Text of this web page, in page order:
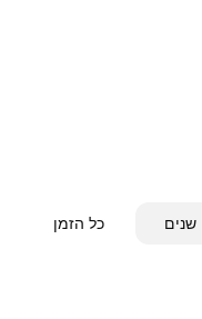
כל הזמן